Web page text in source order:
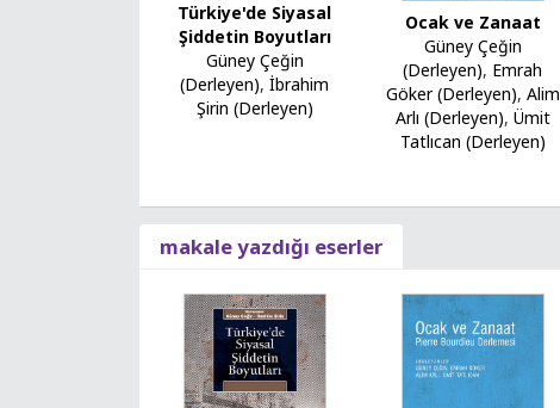
Türkiye'de Siyasal
Şiddetin Boyutları
Güney Çeğin
(Derleyen),İbrahim
Şirin (Derleyen)
Ocak ve Zanaat
Güney Çeğin
(Derleyen), Emrah
Göker (Derleyen), Alim
Arlı (Derleyen), Ümit
Tatlıcan (Derleyen)
makale yazdığı eserler